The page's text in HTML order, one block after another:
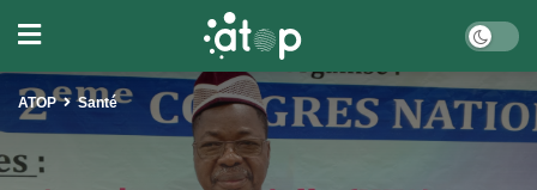
ATOP Santé